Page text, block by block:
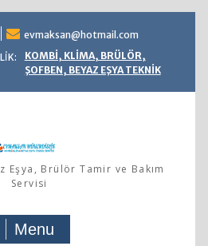
evmaksan@hotmail.com
KOMBİ, KLİMA, BRÜLÖR,
ŞOFBEN, BEYAZ EŞYA TEKNİK
Eşya, Brülör Tamir ve Bakım
Servisi
Menu